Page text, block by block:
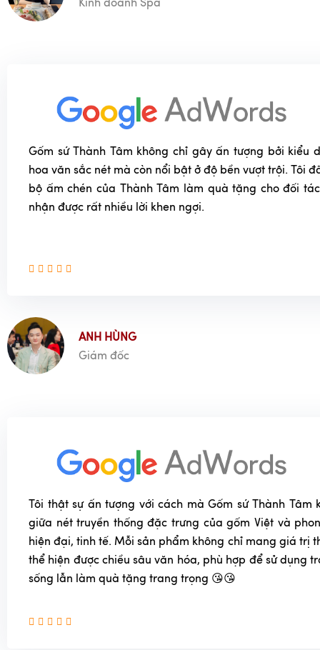
Kinh doanh Spa
Gốm sứ Thành Tâm không chỉ gây ấn tượng bởi kiểu
hoa văn sắc nét mà còn nổi bật ở độ bền vượt trội. Tôi
bộ ấm chén của Thành Tâm làm quà tặng cho đối
nhận được rất nhiều lời khen ngợi.
ANH HÙNG
Giám đốc
Tôi thật sự ấn tượng với cách mà Gốm sứ Thành Tâm
giữa nét truyền thống đặc trưng của gốm Việt và
hiện đại, tinh tế. Mỗi sản phẩm không chỉ mang giá trị
thể hiện được chiều sâu văn hóa, phù hợp để sử dụng
sống lẫn làm quà tặng trang trọng 😘😘